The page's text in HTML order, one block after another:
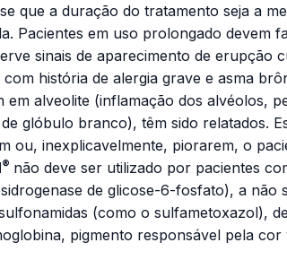
que a duração do tratamento seja a
Pacientes em uso prolongado devem
sinais de aparecimento de erupção
história de alergia grave e asma
alveolite (inflamação dos alvéolos,
glóbulo branco), têm sido relatados.
ou, inexplicavelmente, piorarem, o
® não deve ser utilizado por pacientes
de glicose-6-fosfato), a não
(como o sulfametoxazol),
pigmento responsável pela